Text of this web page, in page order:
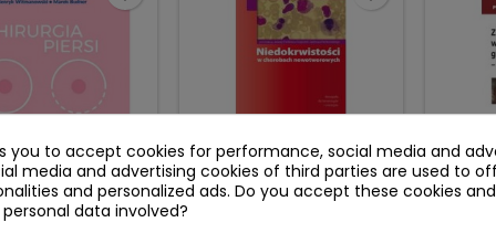
PIERSI
NIEDOKRWISTOŚCI W
you to accept cookies for performance, social media and
media and advertising cookies of third parties are used to
and personalized ads. Do you accept these cookies
data involved?